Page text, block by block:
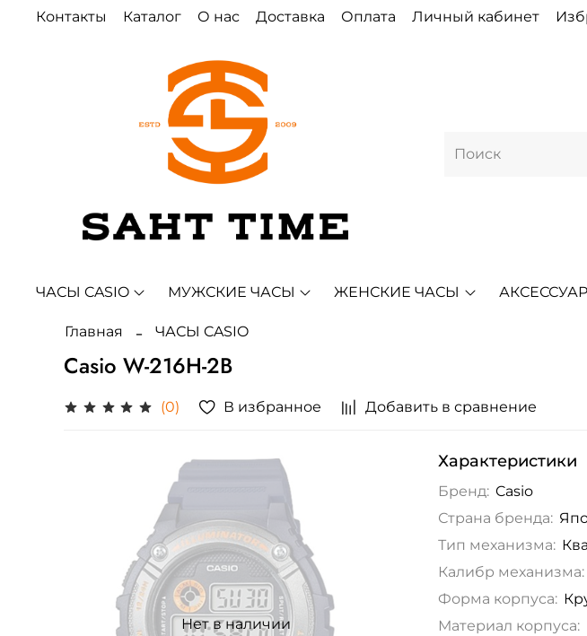
Контакты Каталог О нас Доставка Оплата Личный кабинет
ЧАСЫ CASIO МУЖСКИЕ ЧАСЫ ЖЕНСКИЕ ЧАСЫ
Главная ЧАСЫ CASIO
Casio W-216H-2B
(0) В избранное Добавить в сравнение
Нет в наличии
Характеристики
Бренд: Casio
Страна бренда:
Тип механизма:
Калибр механизма:
Форма корпуса:
Материал корпуса: